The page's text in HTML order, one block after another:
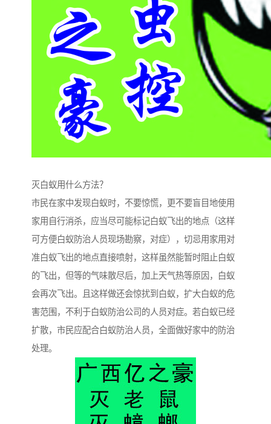
灭白蚁用什么方法？
市民在家中发现白蚁时，不要惊慌，更不要盲目地使用
家用自行消杀，应当尽可能标记白蚁飞出的地点（这样
可方便白蚁防治人员现场勘察，对症），切忌用家用对
准白蚁飞出的地点直接喷射，这样虽然能暂时阻止白蚁
的飞出，但等的气味散尽后，加上天气热等原因，白蚁
会再次飞出。且这样做还会惊扰到白蚁，扩大白蚁的危
害范围，不利于白蚁防治公司的人员对症。若白蚁已经
扩散，市民应配合白蚁防治人员，全面做好家中的防治
处理。